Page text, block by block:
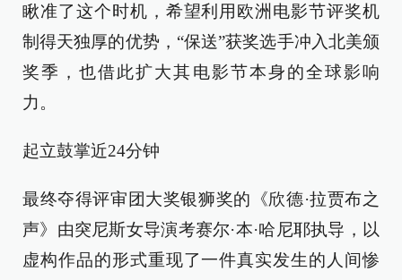
瞅准了这个时机，希望利用欧洲电影节评奖机
制得天独厚的优势，“保送”获奖选手冲入北美颁
奖季，也借此扩大其电影节本身的全球影响
力。
起立鼓掌近24分钟
最终夺得评审团大奖银狮奖的《欣德·拉贾布之
声》由突尼斯女导演考赛尔·本·哈尼耶执导，以
虚构作品的形式重现了一件真实发生的人间惨